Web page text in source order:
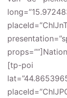
National Park Krka
Primosten
Split
Trogir
Meer informatie over
Canvas Holidays
accommodaties
[tp-poi